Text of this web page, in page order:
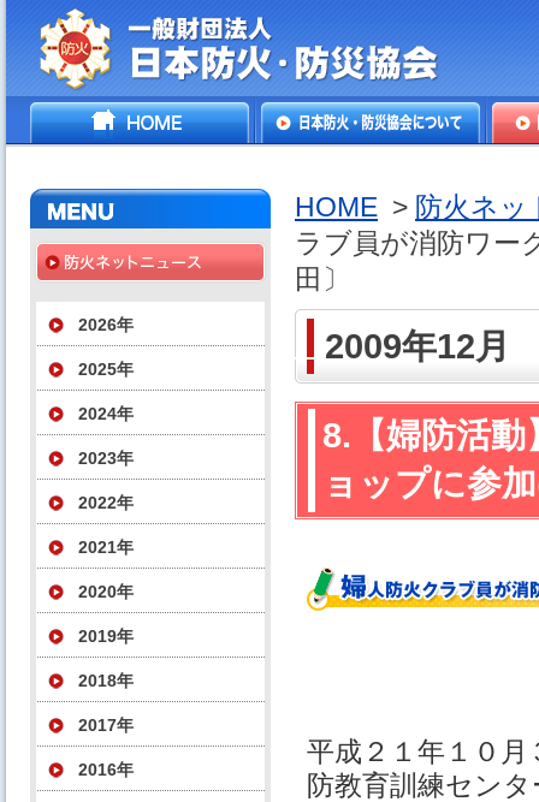
一般財団法人日本防火・防
HOME
2026年
2025年
2024年
2023年
2022年
2021年
2020年
2019年
2018年
2017年
2016年
HOME > 防火ネッ
ラブ員が消防ワー
田〕
2009年12月
8.【婦防活
ョップに参
平成２１年１０
防教育訓練セン